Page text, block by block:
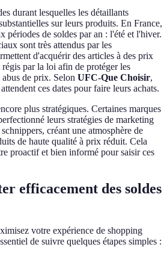
durant lesquelles les détaillants
sur leurs produits. En France,
périodes de soldes par an : l'été et l'hiver.
sont très attendus par les
d'acquérir des articles à des prix
par la loi afin de protéger les
abus de prix. Selon UFC-Que Choisir,
ces dates pour faire leurs achats.
plus stratégiques. Certaines marques
leurs stratégies de marketing
créant une atmosphère de
de haute qualité à prix réduit. Cela
proactif et bien informé pour saisir ces
efficacement des soldes
votre expérience de shopping
de suivre quelques étapes simples :